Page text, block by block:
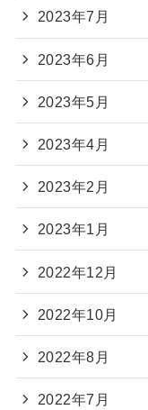
2023年7月
2023年6月
2023年5月
2023年4月
2023年2月
2023年1月
2022年12月
2022年10月
2022年8月
2022年7月